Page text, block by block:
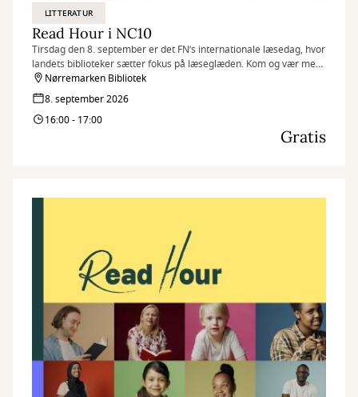
LITTERATUR
Read Hour i NC10
Tirsdag den 8. september er det FN’s internationale læsedag, hvor
landets biblioteker sætter fokus på læseglæden. Kom og vær med,
når vi markerer dagen på flere af vores biblioteker med Read
Hour, hvor vi læser så meget, som vi kan på én time.
Nørremarken Bibliotek
8. september 2026
16:00 - 17:00
Gratis